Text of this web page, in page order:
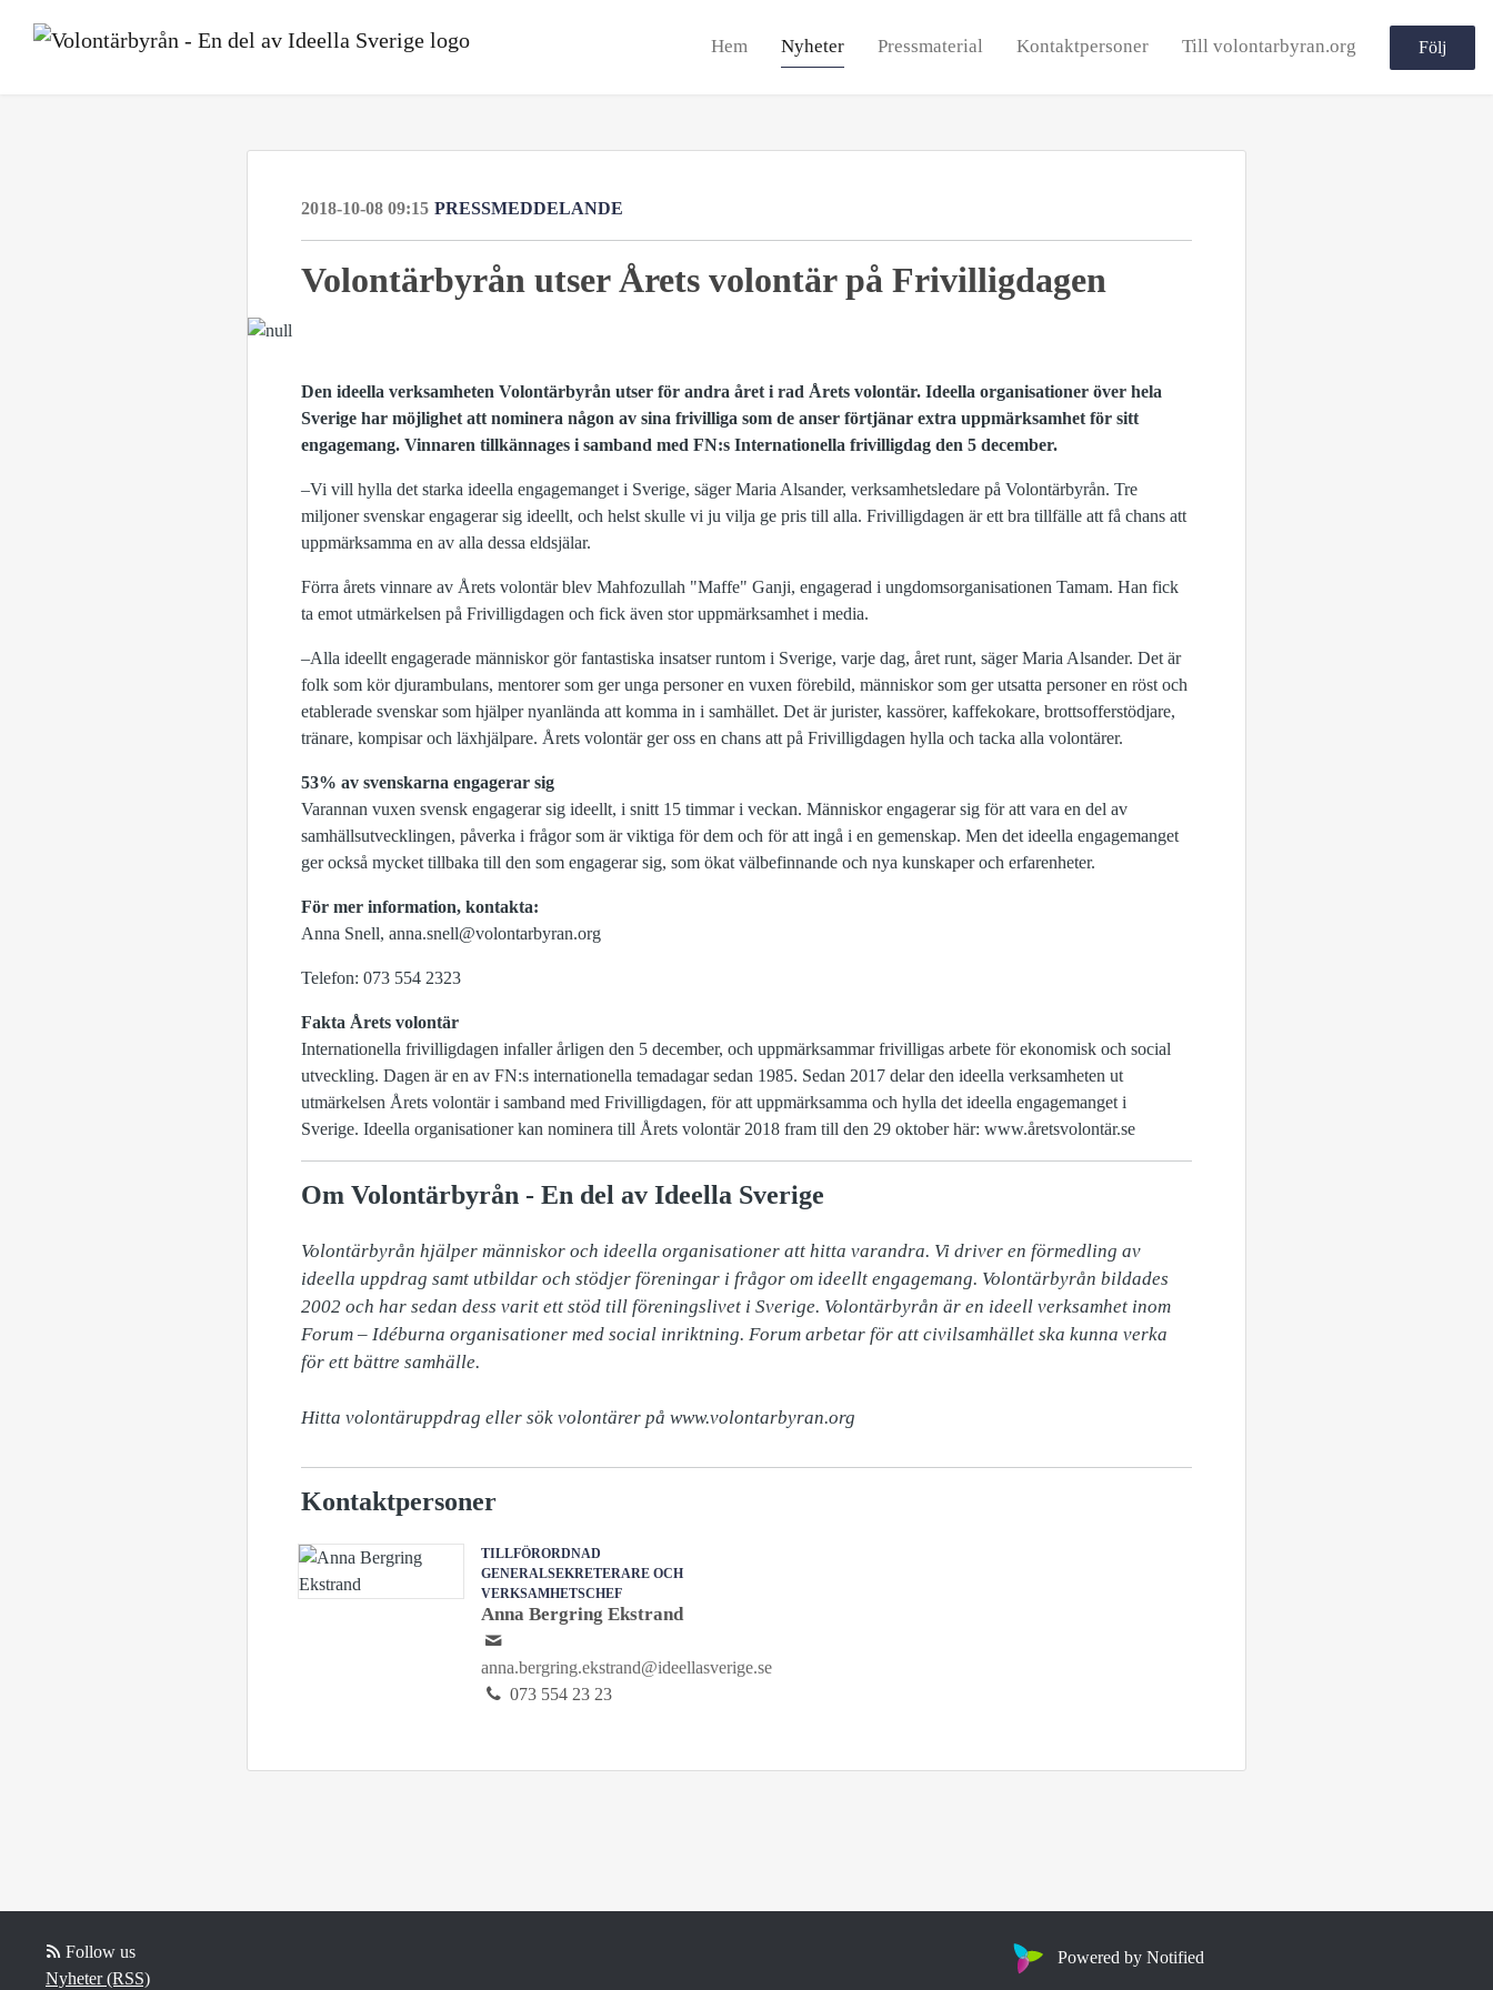
Hem Nyheter Pressmaterial Kontaktpersoner Till volontarbyran.org Följ
2018-10-08 09:15 PRESSMEDDELANDE
Volontärbyrån utser Årets volontär på Frivilligdagen
Den ideella verksamheten Volontärbyrån utser för andra året i rad Årets volontär. Ideella organisationer över hela
Sverige har möjlighet att nominera någon av sina frivilliga som de anser förtjänar extra uppmärksamhet för sitt
engagemang. Vinnaren tillkännages i samband med FN:s Internationella frivilligdag den 5 december.
–Vi vill hylla det starka ideella engagemanget i Sverige, säger Maria Alsander, verksamhetsledare på Volontärbyrån. Tre
miljoner svenskar engagerar sig ideellt, och helst skulle vi ju vilja ge pris till alla. Frivilligdagen är ett bra tillfälle att få chans att
uppmärksamma en av alla dessa eldsjälar.
Förra årets vinnare av Årets volontär blev Mahfozullah "Maffe" Ganji, engagerad i ungdomsorganisationen Tamam. Han fick
ta emot utmärkelsen på Frivilligdagen och fick även stor uppmärksamhet i media.
–Alla ideellt engagerade människor gör fantastiska insatser runtom i Sverige, varje dag, året runt, säger Maria Alsander. Det är
folk som kör djurambulans, mentorer som ger unga personer en vuxen förebild, människor som ger utsatta personer en röst och
etablerade svenskar som hjälper nyanlända att komma in i samhället. Det är jurister, kassörer, kaffekokare, brottsofferstödjare,
tränare, kompisar och läxhjälpare. Årets volontär ger oss en chans att på Frivilligdagen hylla och tacka alla volontärer.
53% av svenskarna engagerar sig
Varannan vuxen svensk engagerar sig ideellt, i snitt 15 timmar i veckan. Människor engagerar sig för att vara en del av
samhällsutvecklingen, påverka i frågor som är viktiga för dem och för att ingå i en gemenskap. Men det ideella engagemanget
ger också mycket tillbaka till den som engagerar sig, som ökat välbefinnande och nya kunskaper och erfarenheter.
För mer information, kontakta:
Anna Snell, anna.snell@volontarbyran.org
Telefon: 073 554 2323
Fakta Årets volontär
Internationella frivilligdagen infaller årligen den 5 december, och uppmärksammar frivilligas arbete för ekonomisk och social
utveckling. Dagen är en av FN:s internationella temadagar sedan 1985. Sedan 2017 delar den ideella verksamheten ut
utmärkelsen Årets volontär i samband med Frivilligdagen, för att uppmärksamma och hylla det ideella engagemanget i
Sverige. Ideella organisationer kan nominera till Årets volontär 2018 fram till den 29 oktober här: www.åretsvolontär.se
Om Volontärbyrån - En del av Ideella Sverige
Volontärbyrån hjälper människor och ideella organisationer att hitta varandra. Vi driver en förmedling av
ideella uppdrag samt utbildar och stödjer föreningar i frågor om ideellt engagemang. Volontärbyrån bildades
2002 och har sedan dess varit ett stöd till föreningslivet i Sverige. Volontärbyrån är en ideell verksamhet inom
Forum – Idéburna organisationer med social inriktning. Forum arbetar för att civilsamhället ska kunna verka
för ett bättre samhälle.
Hitta volontäruppdrag eller sök volontärer på www.volontarbyran.org
Kontaktpersoner
TILLFÖRORDNAD
GENERALSEKRETERARE OCH
VERKSAMHETSCHEF
Anna Bergring Ekstrand
anna.bergring.ekstrand@ideellasverige.se
073 554 23 23
Follow us
Nyheter (RSS)
Powered by Notified